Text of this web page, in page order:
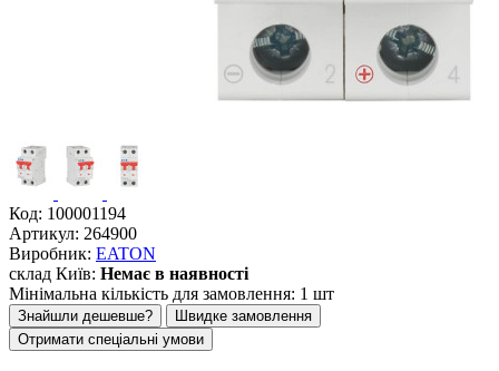
Код: 100001194
Артикул: 264900
Виробник: EATON
склад Київ: Немає в наявності
Мінімальна кількість для замовлення: 1 шт
Знайшли дешевше?
Швидке замовлення
Отримати спеціальні умови